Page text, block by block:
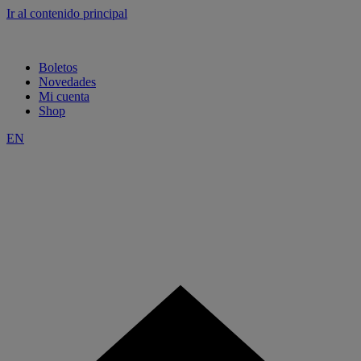
Ir al contenido principal
Boletos
Novedades
Mi cuenta
Shop
EN